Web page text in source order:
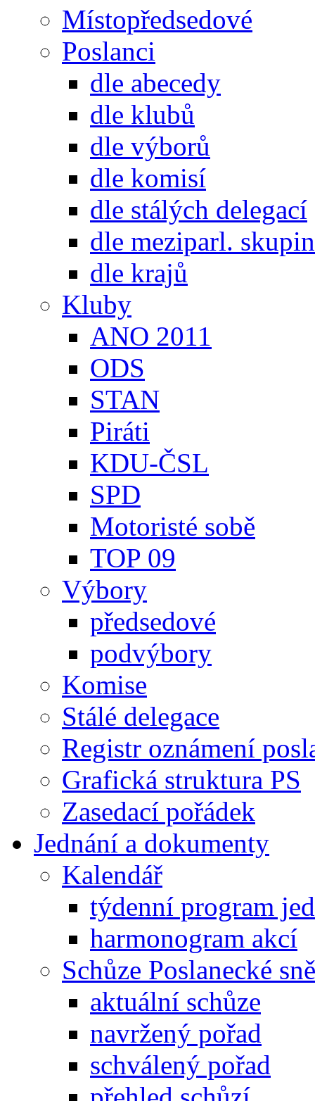
Místopředsedové
Poslanci
dle abecedy
dle klubů
dle výborů
dle komisí
dle stálých delegací
dle meziparl. skupin
dle krajů
Kluby
ANO 2011
ODS
STAN
Piráti
KDU-ČSL
SPD
Motoristé sobě
TOP 09
Výbory
předsedové
podvýbory
Komise
Stálé delegace
Registr oznámení
Grafická struktura PS
Zasedací pořádek
Jednání a dokumenty
Kalendář
týdenní program
harmonogram akcí
Schůze Poslanecké
aktuální schůze
navržený pořad
schválený pořad